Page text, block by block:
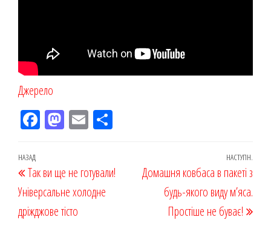
Джерело
Fac
k
M
on
Em
ис
Навігація
записів
Попередній
запис
НАЗАД
Так ви ще не готували!
Універсальне холодне
дріжджове тісто
НАСТУПН.
Домашня ковбаса в пакеті з
будь-якого виду м’яса.
Простіше не буває!